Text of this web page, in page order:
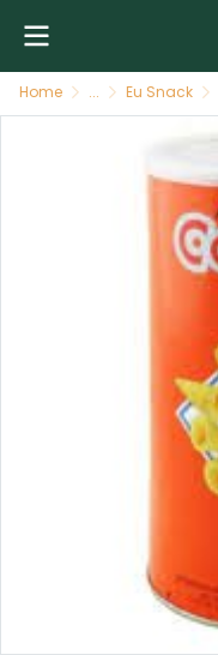
Home ... Eu Snack